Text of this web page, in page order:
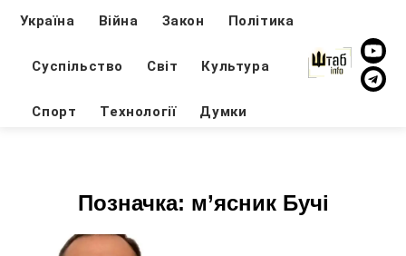
Україна Війна Закон Політика
Суспільство Світ Культура
Спорт Технології Думки
Позначка: м’ясник Бучі